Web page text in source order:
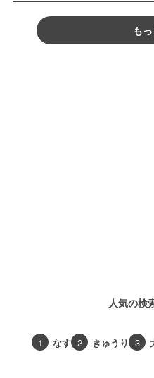
も
人気の検
1 なす 2 きゅうり 3